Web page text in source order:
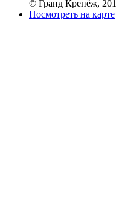
© Гранд Крепёж,
Посмотреть на карте